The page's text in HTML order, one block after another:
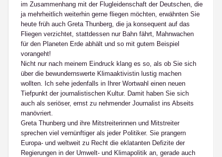
im Zusammenhang mit der Flugleidenschaft der Deutschen, die
ja mehrheitlich weiterhin gerne fliegen möchten, erwähnten Sie
heute früh auch Greta Thunberg, die ja konsequent auf das
Fliegen verzichtet, stattdessen nur Bahn fährt, Mahnwachen
für den Planeten Erde abhält und so mit gutem Beispiel
vorangeht!
Nicht nur nach meinem Eindruck klang es so, als ob Sie sich
über die bewundernswerte Klimaaktivistin lustig machen
wollten. Ich sehe jedenfalls in Ihrer Wortwahl einen neuen
Tiefpunkt der journalistischen Kultur. Damit haben Sie sich
auch als seriöser, ernst zu nehmender Journalist ins Abseits
manövriert.
Greta Thunberg und ihre Mitstreiterinnen und Mitstreiter
sprechen viel vernünftiger als jeder Politiker. Sie prangern
Europa- und weltweit zu Recht die eklatanten Defizite der
Regierungen in der Umwelt- und Klimapolitik an, gerade auch